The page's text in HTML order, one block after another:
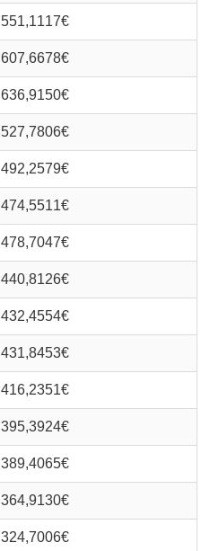
551,1117€
607,6678€
636,9150€
527,7806€
492,2579€
474,5511€
478,7047€
440,8126€
432,4554€
431,8453€
416,2351€
395,3924€
389,4065€
364,9130€
324,7006€